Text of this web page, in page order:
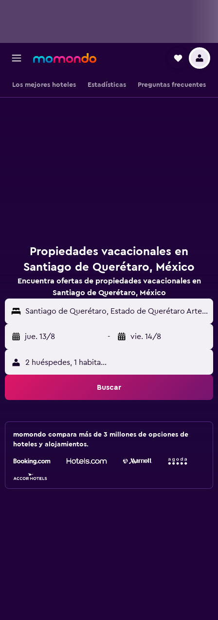
Los mejores hoteles Estadísticas Preguntas frecuentes
Propiedades vacacionales en
Santiago de Querétaro, México
Encuentra ofertas de propiedades vacacionales en
Santiago de Querétaro, México
Santiago de Querétaro, Estado de Querétaro Arteaga, México
jue. 13/8 - vie. 14/8
2 huéspedes, 1 habitación
Buscar
momondo compara más de 3 millones de opciones de
hoteles y alojamientos.